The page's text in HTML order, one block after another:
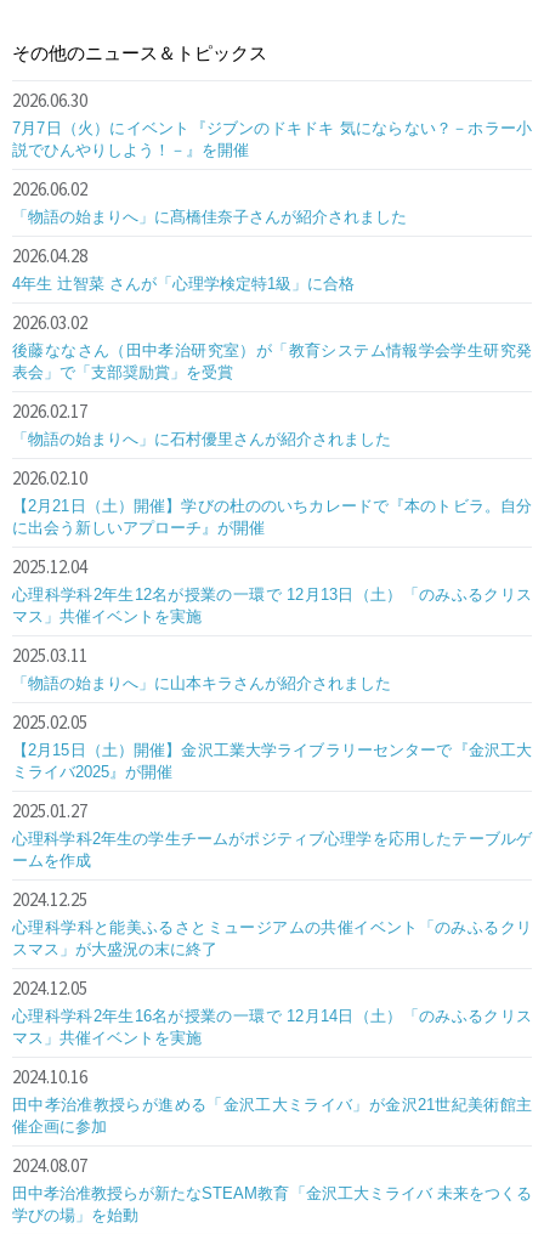
その他のニュース＆トピックス
2026.06.30
7月7日（火）にイベント『ジブンのドキドキ 気にならない？－ホラー小
説でひんやりしよう！－』を開催
2026.06.02
「物語の始まりへ」に髙橋佳奈子さんが紹介されました
2026.04.28
4年生 辻智菜 さんが「心理学検定特1級」に合格
2026.03.02
後藤ななさん（田中孝治研究室）が「教育システム情報学会学生研究発
表会」で「支部奨励賞」を受賞
2026.02.17
「物語の始まりへ」に石村優里さんが紹介されました
2026.02.10
【2月21日（土）開催】学びの杜ののいちカレードで『本のトビラ。自分
に出会う新しいアプローチ』が開催
2025.12.04
心理科学科2年生12名が授業の一環で 12月13日（土）「のみふるクリス
マス」共催イベントを実施
2025.03.11
「物語の始まりへ」に山本キラさんが紹介されました
2025.02.05
【2月15日（土）開催】金沢工業大学ライブラリーセンターで『金沢工大
ミライバ2025』が開催
2025.01.27
心理科学科2年生の学生チームがポジティブ心理学を応用したテーブルゲ
ームを作成
2024.12.25
心理科学科と能美ふるさとミュージアムの共催イベント「のみふるクリ
スマス」が大盛況の末に終了
2024.12.05
心理科学科2年生16名が授業の一環で 12月14日（土）「のみふるクリス
マス」共催イベントを実施
2024.10.16
田中孝治准教授らが進める「金沢工大ミライバ」が金沢21世紀美術館主
催企画に参加
2024.08.07
田中孝治准教授らが新たなSTEAM教育「金沢工大ミライバ 未来をつくる
学びの場」を始動